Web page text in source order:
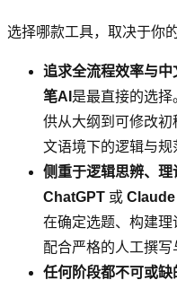
选择哪款工具，取决于你
追求全流程效率与
笔AI 是最直接的选
供从大纲到可修改
文语境下的逻辑与规
侧重于逻辑思辨、
ChatGPT 或 Claude
在确定选题、构建
配合严格的人工撰写
任何阶段都不可或缺